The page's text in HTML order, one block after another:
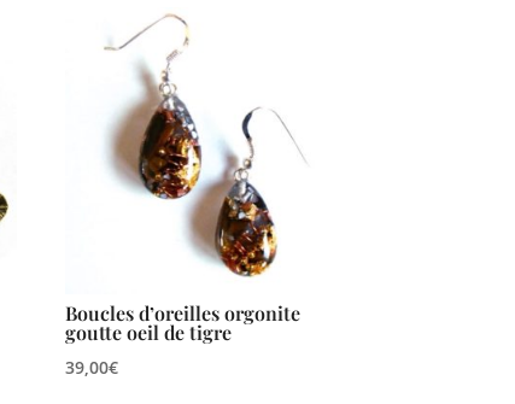
Boucles d’oreilles orgonite
goutte oeil de tigre
39,00€